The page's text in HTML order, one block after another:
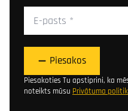
E-
pasts
*
Piesakos
Piesakoties Tu apstiprini, ka
noteikts mūsu Privātuma